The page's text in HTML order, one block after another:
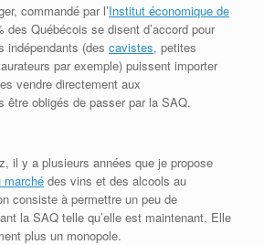
commandé par l’Institut économique de
des Québécois se disent d’accord pour
indépendants (des cavistes, petites
par exemple) puissent importer
vendre directement aux
être obligés de passer par la SAQ.
il y a plusieurs années que je propose
marché des vins et des alcools au
consiste à permettre un peu de
la SAQ telle qu’elle est maintenant. Elle
plus un monopole.